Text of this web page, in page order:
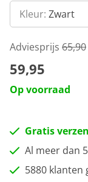
Kleur: Zwart
Adviesprijs 65,90
59,95
Op voorraad
Gratis
Al meer dan
5880 klanten